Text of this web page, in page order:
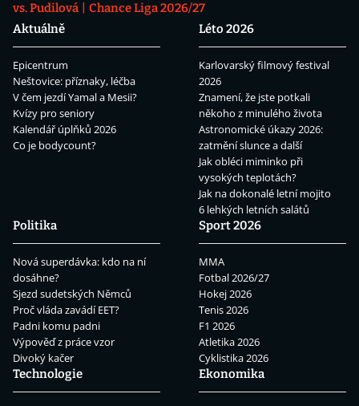
vs. Pudilová
Chance Liga 2026/27
Aktuálně
Epicentrum
Neštovice: příznaky, léčba
V čem jezdí Yamal a Mesii?
Kvízy pro seniory
Kalendář úplňků 2026
Co je bodycount?
Léto 2026
Karlovarský filmový festival
2026
Znamení, že jste potkali
někoho z minulého života
Astronomické úkazy 2026:
zatmění slunce a další
Jak obléci miminko při
vysokých teplotách?
Jak na dokonalé letní mojito
6 lehkých letních salátů
Politika
Nová superdávka: kdo na ní
dosáhne?
Sjezd sudetských Němců
Proč vláda zavádí EET?
Padni komu padni
Výpověď z práce vzor
Divoký kačer
Sport 2026
MMA
Fotbal 2026/27
Hokej 2026
Tenis 2026
F1 2026
Atletika 2026
Cyklistika 2026
Technologie
Ekonomika